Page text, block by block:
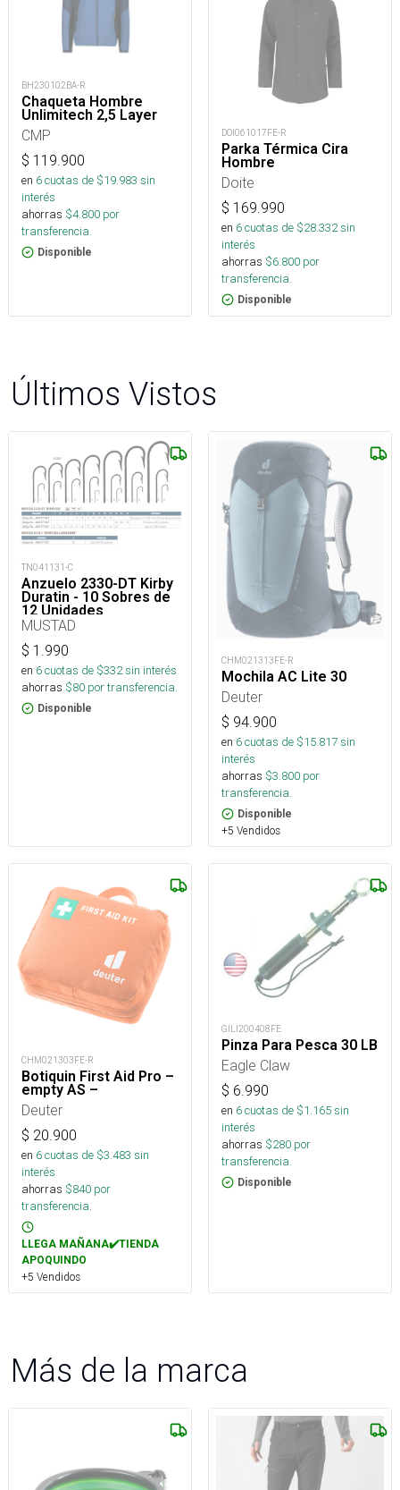
BH230102BA-R
Chaqueta Hombre
Unlimitech 2,5 Layer
CMP
$ 119.900
en 6cuotas de $19.983 sin
interés
ahorras $4.800 por
transferencia.
Disponible
DOI061017FE-R
Parka Térmica Cira
Hombre
Doite
$ 169.990
en 6cuotas de $28.332sin
interés
ahorras $6.800 por
transferencia.
Disponible
Últimos Vistos
TN041131-C
Anzuelo 2330-DT Kirby
Duratin - 10 Sobres de
12 Unidades
MUSTAD
$ 1.990
en 6cuotas de $332sin interés
ahorras $80 por transferencia.
Disponible
CHM021313FE-R
Mochila AC Lite 30
Deuter
$ 94.900
en 6cuotas de $15.817sin
interés
ahorras $3.800 por
transferencia.
Disponible
+5 Vendidos
CHM021303FE-R
Botiquin First Aid Pro –
empty AS –
Deuter
$ 20.900
en 6cuotas de $3.483 sin
interés
ahorras $840 por
transferencia.
LLEGA MAÑANA✔️TIENDA
APOQUINDO
+5 Vendidos
GILI200408FE
Pinza Para Pesca 30 LB
Eagle Claw
$ 6.990
en 6cuotas de $1.165sin
interés
ahorras $280 por
transferencia.
Disponible
Más de la marca